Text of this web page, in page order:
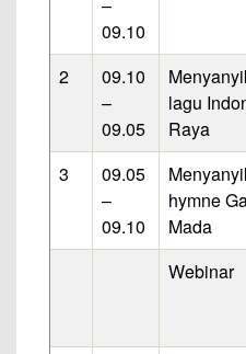
09.10
2
09.10
–
09.05
lagu
Raya
3
09.05
–
09.10
hymne
Mada
Webinar